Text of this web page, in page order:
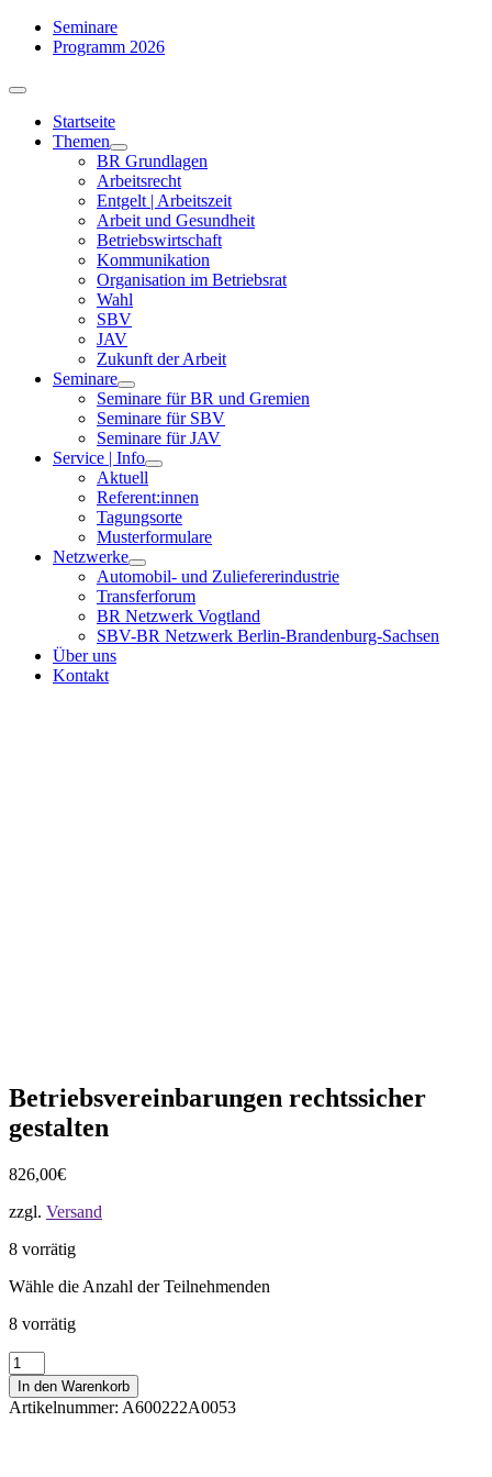
Zum
Inhalt
Seminare
Programm 2026
Toggle
NavigationStartseite
Themen
BR Grundlagen
Arbeits­recht
Entgelt | Arbeitszeit
Arbeit und Gesundheit
Betriebswirtschaft
Kommuni­kation
Organisation im Betriebsrat
Wahl
SBV
JAV
Zukunft der Arbeit
Seminare
Seminare für BR und Gremien
Seminare für SBV
Seminare für JAV
Service | Info
Aktuell
Referent:innen
Tagungsorte
Musterformulare
Netzwerke
Automobil- und Zuliefererindustrie
Transferforum
BR Netzwerk Vogtland
SBV-BR Netzwerk Berlin-Brandenburg-Sachsen
Über uns
Kontakt
Betriebsvereinbarungen rechtssicher
gestalten
826,00€
zzgl. Versand
8 vorrätig
Wähle die Anzahl der Teilnehmenden
8 vorrätig
Betriebsvereinbarungen
rechtssicher
gestalten
Menge
In den Warenkorb
Artikelnummer: A600222A0053